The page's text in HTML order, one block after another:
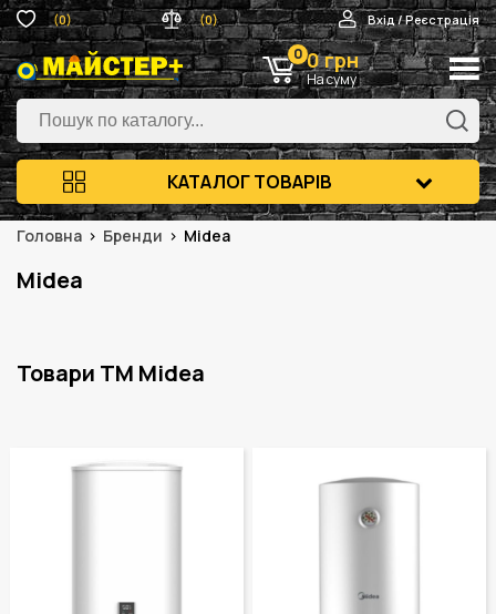
(0) (0) Вхід / Реєстрація
0 0 грн
На суму
КАТАЛОГ ТОВАРІВ
Головна Бренди Midea
Midea
Товари ТМ Midea